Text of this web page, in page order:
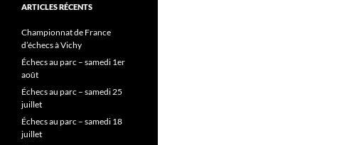
ARTICLES RÉCENTS
Championnat de France
d’échecs à Vichy
Échecs au parc – samedi 1er
août
Échecs au parc – samedi 25
juillet
Échecs au parc – samedi 18
juillet